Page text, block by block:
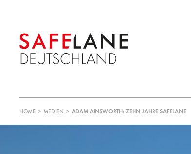
HOME > MEDIEN > ADAM AINSWORTH: ZEHN JAHRE SAFELANE